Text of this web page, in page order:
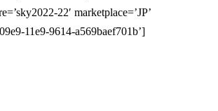
22′ marketplace=’JP’
11e9-9614-a569baef701b’]